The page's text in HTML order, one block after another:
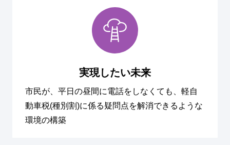
実現したい未来
市民が、平日の昼間に電話をしなくても、軽自
動車税(種別割)に係る疑問点を解消できるような
環境の構築